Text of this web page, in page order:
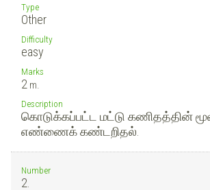
Type
Other
Difficulty
easy
Marks
2 m.
Description
கொடுக்கப்பட்ட மட்டு கணிதத்தின்
எண்ணைக் கண்டறிதல்.
Number
2.